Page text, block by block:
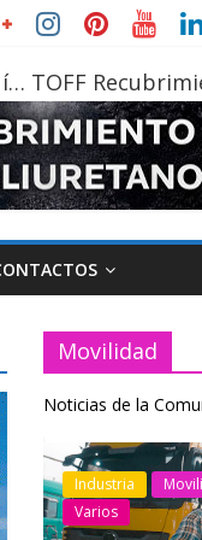
TOFF
Movilidad
Noticias de la
Industria
Varios